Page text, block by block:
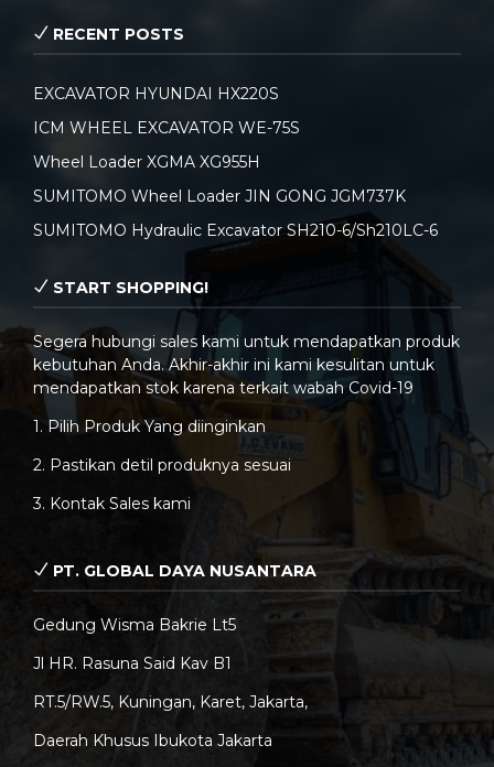
RECENT POSTS
EXCAVATOR HYUNDAI HX220S
ICM WHEEL EXCAVATOR WE-75S
Wheel Loader XGMA XG955H
SUMITOMO Wheel Loader JIN GONG JGM737K
SUMITOMO Hydraulic Excavator SH210-6/Sh210LC-6
START SHOPPING!
Segera hubungi sales kami untuk mendapatkan produk
kebutuhan Anda. Akhir-akhir ini kami kesulitan untuk
mendapatkan stok karena terkait wabah Covid-19
1. Pilih Produk Yang diinginkan
2. Pastikan detil produknya sesuai
3. Kontak Sales kami
PT. GLOBAL DAYA NUSANTARA
Gedung Wisma Bakrie Lt5
Jl HR. Rasuna Said Kav B1
RT.5/RW.5, Kuningan, Karet, Jakarta,
Daerah Khusus Ibukota Jakarta